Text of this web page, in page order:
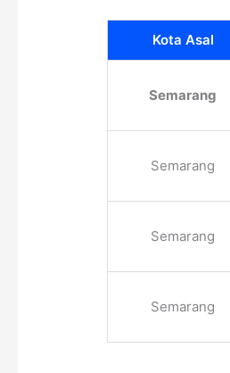
Kota Asal
Semarang
Semarang
Semarang
Semarang